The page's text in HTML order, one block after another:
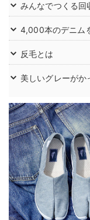
みんなでつくる回
4,000本のデニム
反毛とは
美しいグレーがか